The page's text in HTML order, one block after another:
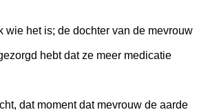
wie het is; de dochter van de mevrouw
hebt dat ze meer medicatie
dat moment dat mevrouw de aarde